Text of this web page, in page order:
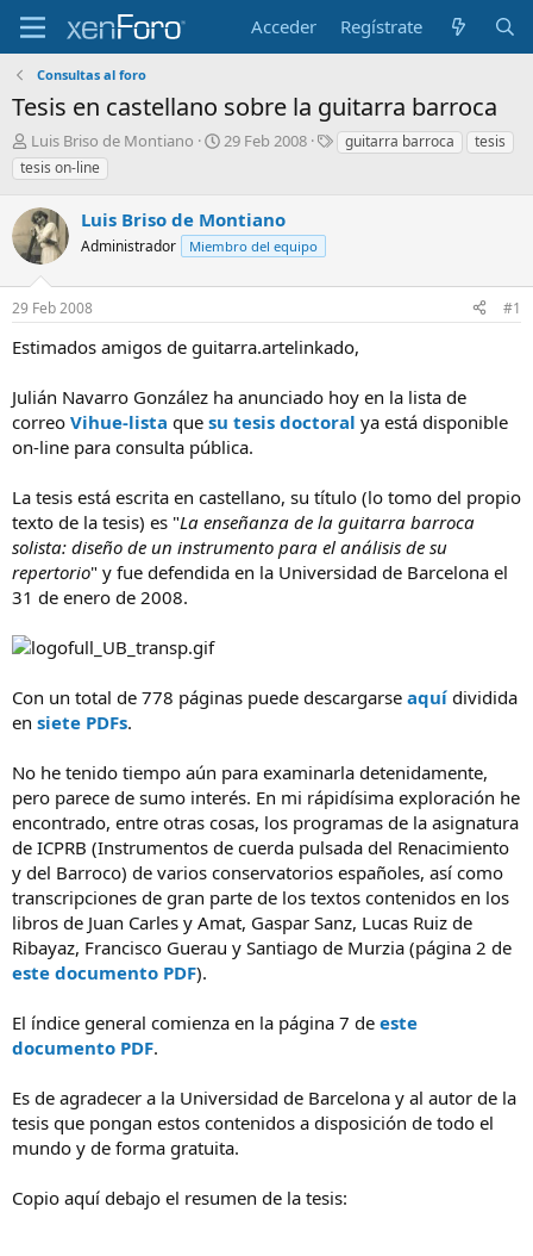
Acceder Regístrate
Consultas al foro
Tesis en castellano sobre la guitarra barroca
I
n
i
c
i
a
d
o
r
e
t
e
m
a
Luis Briso de Montiano
F
a
d
i
c
o
29 Feb 2008
E
a
guitarra barroca
tesis
tesis on-line
Luis Briso de Montiano
Administrador Miembro del equipo
29 Feb 2008 #1
Estimados amigos de guitarra.artelinkado,
Julián Navarro González ha anunciado hoy en la lista de
correo Vihue-lista que su tesis doctoral ya está disponible
on-line para consulta pública.
La tesis está escrita en castellano, su título (lo tomo del propio
texto de la tesis) es "La enseñanza de la guitarra barroca
solista: diseño de un instrumento para el análisis de su
repertorio" y fue defendida en la Universidad de Barcelona el
31 de enero de 2008.
Con un total de 778 páginas puede descargarse aquí dividida
en siete PDFs.
No he tenido tiempo aún para examinarla detenidamente,
pero parece de sumo interés. En mi rápidísima exploración he
encontrado, entre otras cosas, los programas de la asignatura
de ICPRB (Instrumentos de cuerda pulsada del Renacimiento
y del Barroco) de varios conservatorios españoles, así como
transcripciones de gran parte de los textos contenidos en los
libros de Juan Carles y Amat, Gaspar Sanz, Lucas Ruiz de
Ribayaz, Francisco Guerau y Santiago de Murzia (página 2 de
este documento PDF).
El índice general comienza en la página 7 de este
documento PDF.
Es de agradecer a la Universidad de Barcelona y al autor de la
tesis que pongan estos contenidos a disposición de todo el
mundo y de forma gratuita.
Copio aquí debajo el resumen de la tesis: